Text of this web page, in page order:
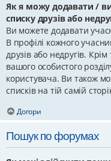
Як я можу додавати /
списку друзів або
Ви можете додавати
В профілі кожного
друзів або недругів.
вашого особистого
користувача. Ви також
списків на тій самій
Догори
Пошук по форумах